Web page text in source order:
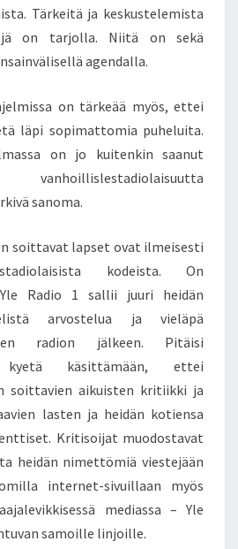
Tärkeitä ja keskustelemista
on tarjolla. Niitä on sekä
agendalla.
on tärkeää myös, ettei
läpi sopimattomia puheluita.
on jo kuitenkin saanut
sanoma.
soittavat lapset ovat ilmeisesti
kodeista. On
Radio 1 sallii juuri heidän
arvostelua ja vieläpä
radion jälkeen. Pitäisi
kyetä käsittämään, ettei
soittavien aikuisten kritiikki ja
lasten ja heidän kotiensa
Kritisoijat muodostavat
heidän nimettömiä viestejään
internet-sivuillaan myös
mediassa – Yle
samoille linjoille.